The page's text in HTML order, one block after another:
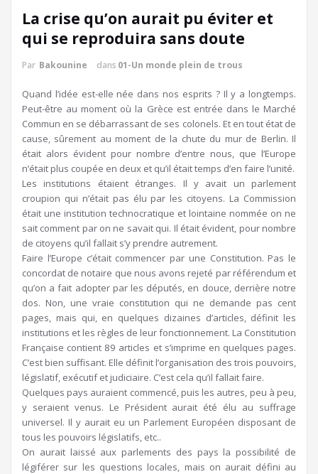
La crise qu’on aurait pu éviter et
qui se reproduira sans doute
Par Bakounine dans 01-Un monde plein de trous
Quand l’idée est-elle née dans nos esprits ? Il y a longtemps.
Peut-être au moment où la Grèce est entrée dans le Marché
Commun en se débarrassant de ses colonels. Et en tout état de
cause, sûrement au moment de la chute du mur de Berlin. Il
était alors évident pour nombre d’entre nous, que l’Europe
n’était plus coupée en deux et qu’il était temps d’en faire l’unité.
Les institutions étaient étranges. Il y avait un parlement
croupion qui n’était pas élu par les citoyens. La Commission
était une institution technocratique et lointaine nommée on ne
sait comment par on ne savait qui. Il était évident, pour nombre
de citoyens qu’il fallait s’y prendre autrement.
Faire l’Europe c’était commencer par une Constitution. Pas le
concordat de notaire que nous avons rejeté par référendum et
qu’on a fait adopter par les députés, en douce, derrière notre
dos. Non, une vraie constitution qui ne demande pas cent
pages, mais qui, en quelques dizaines d’articles, définit les
institutions et les règles de leur fonctionnement. La Constitution
Française contient 89 articles et s’imprime en quelques pages.
C’est bien suffisant. Elle définit l’organisation des trois pouvoirs,
législatif, exécutif et judiciaire. C’est cela qu’il fallait faire.
Quelques pays auraient commencé, puis les autres, peu à peu,
y seraient venus. Le Président aurait été élu au suffrage
universel. Il y aurait eu un Parlement Européen disposant de
tous les pouvoirs législatifs, etc..
On aurait laissé aux parlements des pays la possibilité de
légiférer sur les questions locales, mais on aurait défini au